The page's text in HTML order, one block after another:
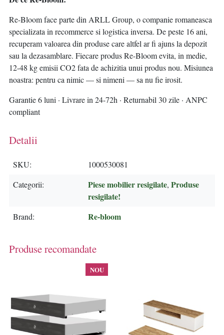
Re-Bloom face parte din ARLL Group, o companie romaneasca
specializata in recommerce si logistica inversa. De peste 16 ani,
recuperam valoarea din produse care altfel ar fi ajuns la depozit
sau la dezasamblare. Fiecare produs Re-Bloom evita, in medie,
12-48 kg emisii CO2 fata de achizitia unui produs nou. Misiunea
noastra: pentru ca nimic — si nimeni — sa nu fie irosit.
Garantie 6 luni · Livrare in 24-72h · Returnabil 30 zile · ANPC
compliant
Detalii
SKU
1000530081
Categorii
Piese mobilier resigilate, Produse
resigilate!
Brand Re-bloom
Produse recomandate
NOU